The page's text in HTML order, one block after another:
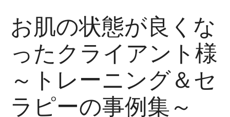
お肌の状態が良くな
ったクライアント様
～トレーニング＆セ
ラピーの事例集～